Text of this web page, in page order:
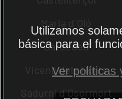
Maria d´Oló
Cardedeu
Vicenç dels Horts
Sadurní d´Osormort
Utilizamos
básica para el
Ver políticas